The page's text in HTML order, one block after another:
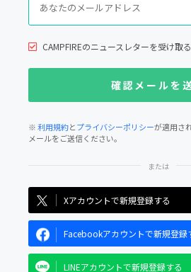
CAMPFIREのニュースレターを受け取る
※利用規約とプライバシーポリシーが適用さ
メールをご送信ください。
Xアカウントで新規登録する
Facebookアカウントで新規登録
LINEアカウントで新規登録する